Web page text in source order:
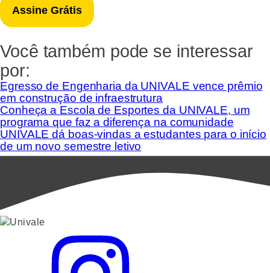
Você também pode se interessar
por:
Egresso de Engenharia da UNIVALE vence prêmio
em construção de infraestrutura
Conheça a Escola de Esportes da UNIVALE, um
programa que faz a diferença na comunidade
UNIVALE dá boas-vindas a estudantes para o início
de um novo semestre letivo